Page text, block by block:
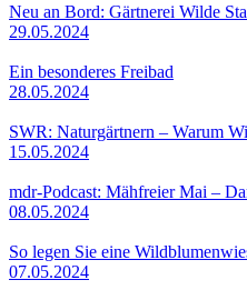
Neu an Bord: Gärtnerei Wilde
29.05.2024
Ein besonderes Freibad
28.05.2024
SWR: Naturgärtnern – Warum
15.05.2024
mdr-Podcast: Mähfreier Mai –
08.05.2024
So legen Sie eine
07.05.2024